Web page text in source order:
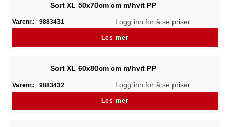
Sort XL 50x70cm cm m/hvit PP
Varenr.: 9883431 Logg inn for å se priser
Les mer
Sort XL 60x80cm cm m/hvit PP
Varenr.: 9883432 Logg inn for å se priser
Les mer